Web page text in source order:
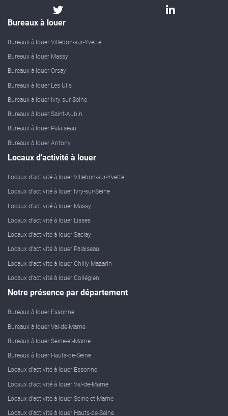
Bureaux à louer
Bureaux à louer Villebon-sur-Yvette
Bureaux à louer Massy
Bureaux à louer Orsay
Bureaux à louer Les Ulis
Bureaux à louer Ivry-sur-Seine
Bureaux à louer Saint-Aubin
Bureaux à louer Palaiseau
Bureaux à louer Antony
Locaux d'activité à louer
Locaux d'activité à louer Villebon-sur-Yvette
Locaux d'activité à louer Ivry-sur-Seine
Locaux d'activité à louer Massy
Locaux d'activité à louer Lisses
Locaux d'activité à louer Saclay
Locaux d'activité à louer Palaiseau
Locaux d'activité à louer Chilly-Mazarin
Locaux d'activité à louer Collégien
Notre présence par département
Bureaux à louer Essonne
Bureaux à louer Val-de-Marne
Bureaux à louer Seine-et-Marne
Bureaux à louer Hauts-de-Seine
Locaux d'activité à louer Essonne
Locaux d'activité à louer Val-de-Marne
Locaux d'activité à louer Seine-et-Marne
Locaux d'activité à louer Hauts-de-Seine